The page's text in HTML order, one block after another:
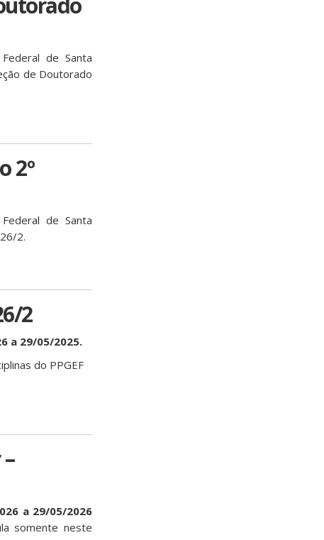
de Santa
de Doutorado
2º
de Santa
2.
2
a 29/05/2025.
do PPGEF
a 29/05/2026
somente neste